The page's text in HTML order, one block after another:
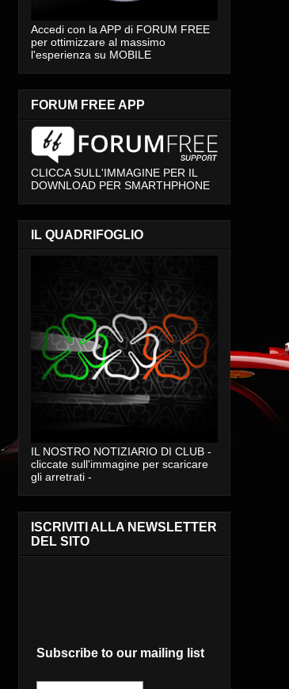
Accedi con la APP di FORUM FREE
per ottimizzare al massimo
l'esperienza su MOBILE
FORUM FREE APP
CLICCA SULL'IMMAGINE PER IL
DOWNLOAD PER SMARTHPHONE
IL QUADRIFOGLIO
IL NOSTRO NOTIZIARIO DI CLUB -
cliccate sull'immagine per scaricare
gli arretrati -
ISCRIVITI ALLA NEWSLETTER
DEL SITO
Subscribe to our mailing list